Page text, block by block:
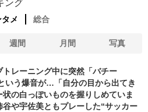
ング
メ 総合
週間 月間 写真
トレーニング中に突然「バチー
いう爆音が…「自分の目から出てき
状の白っぽいものを握りしめていま
谷や宇佐美ともプレーした“サッカー